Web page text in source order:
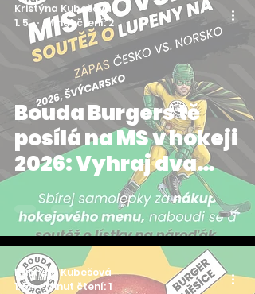
Bouda Burgers tě
posílá na MS v hokeji
2026: Vyhraj dva
lístky na hokejový
zápas Česko vs.
Norsko! 🏒🇨🇿
Kristýna Kubešová
1. 5.
Minut čtení: 2
Kristýna Kubešová
1. 5.
Minut čtení: 1